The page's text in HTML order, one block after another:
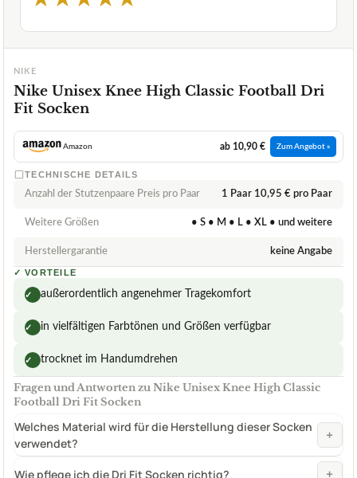
NIKE
Nike Unisex Knee High Classic Football Dri
Fit Socken
Amazon ab 10,90 € Zum Angebot »
TECHNISCHE DETAILS
Anzahl der Stutzenpaare Preis pro Paar 1 Paar 10,95 € pro Paar
Weitere Größen • S • M • L • XL • und weitere
Herstellergarantie keine Angabe
✓ VORTEILE
✓ außerordentlich angenehmer Tragekomfort
✓ in vielfältigen Farbtönen und Größen verfügbar
✓ trocknet im Handumdrehen
Fragen und Antworten zu Nike Unisex Knee High Classic
Football Dri Fit Socken
Welches Material wird für die Herstellung dieser Socken
verwendet?
+
Wie pflege ich die Dri Fit Socken richtig? +